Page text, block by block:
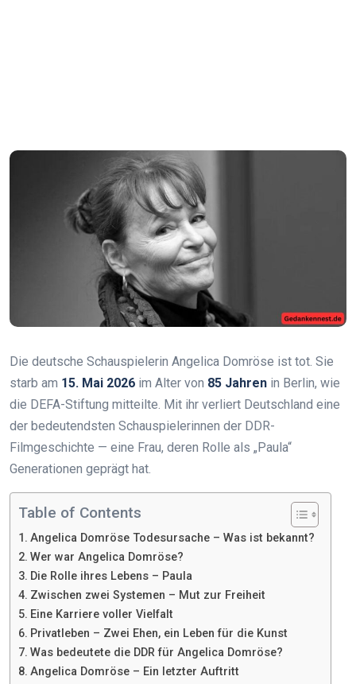
Die deutsche Schauspielerin Angelica Domröse ist tot. Sie
starb am 15. Mai 2026 im Alter von 85 Jahren in Berlin, wie
die DEFA-Stiftung mitteilte. Mit ihr verliert Deutschland eine
der bedeutendsten Schauspielerinnen der DDR-
Filmgeschichte — eine Frau, deren Rolle als „Paula“
Generationen geprägt hat.
Table of Contents
Angelica Domröse Todesursache – Was ist bekannt?
Wer war Angelica Domröse?
Die Rolle ihres Lebens – Paula
Zwischen zwei Systemen – Mut zur Freiheit
Eine Karriere voller Vielfalt
Privatleben – Zwei Ehen, ein Leben für die Kunst
Was bedeutete die DDR für Angelica Domröse?
Angelica Domröse – Ein letzter Auftritt